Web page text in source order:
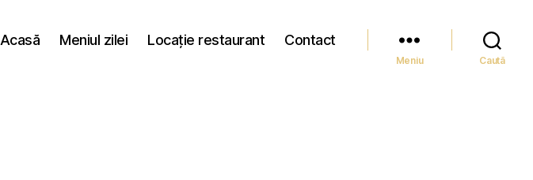
Acasă Meniul zilei Locație restaurant Contact
Meniu Caută